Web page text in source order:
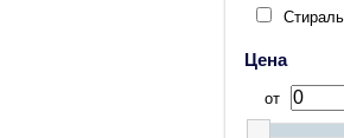
Цена
от